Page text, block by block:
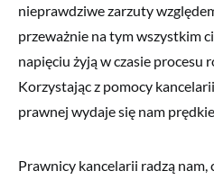
nieprawdziwe zarzuty
przeważnie na tym wszystkim
napięciu żyją w czasie procesu
Korzystając z pomocy
prawnej wydaje się nam
Prawnicy kancelarii radzą nam,